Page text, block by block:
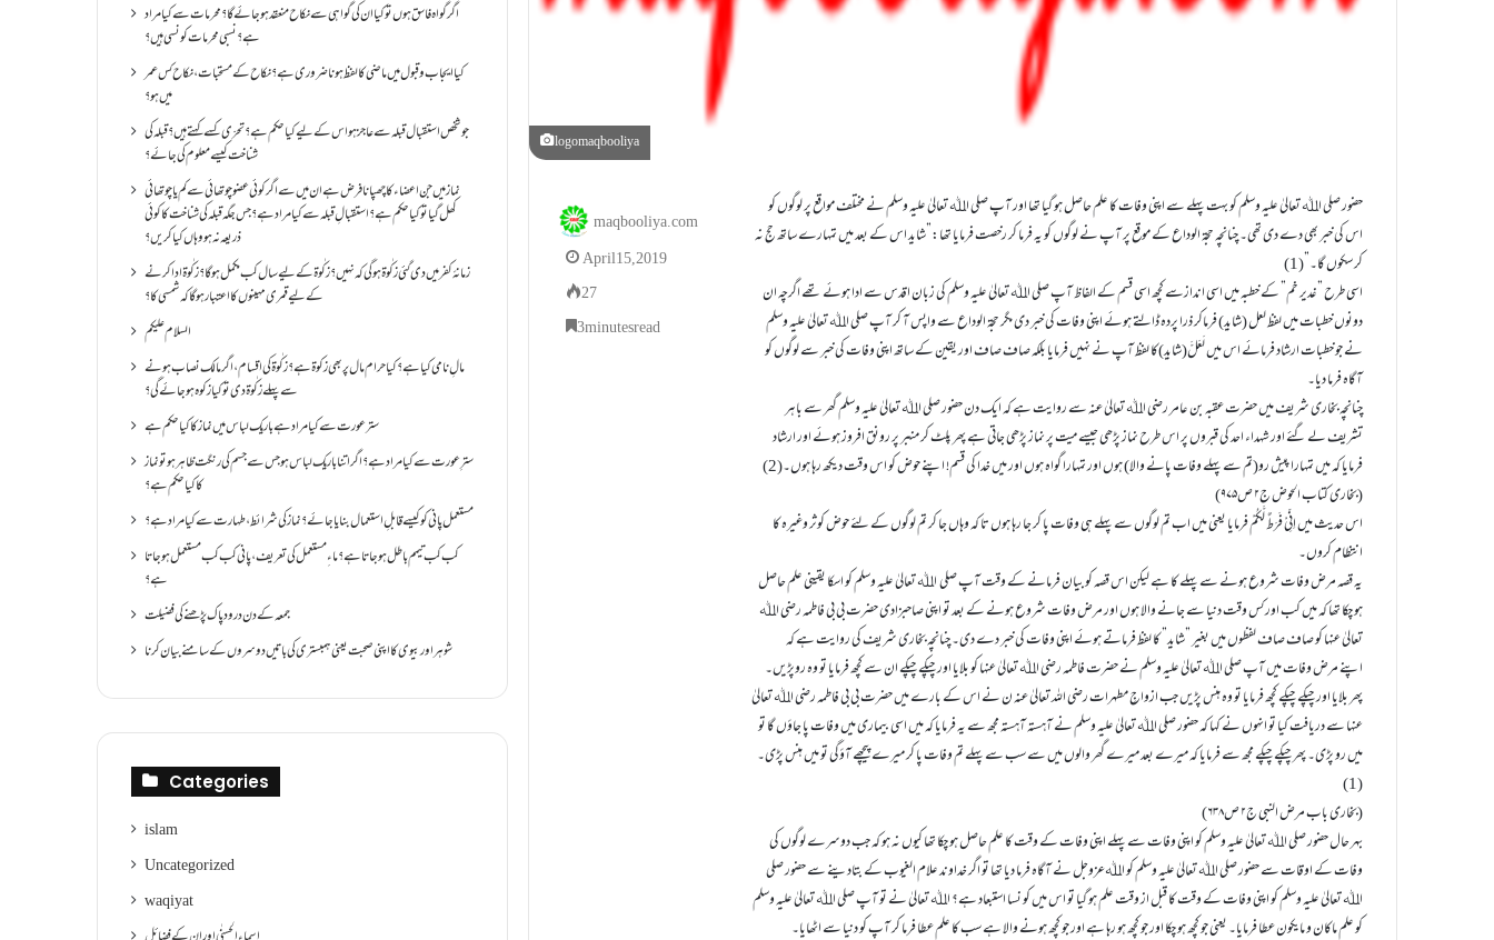
logomaqbooliya
حضور صلی اﷲ تعالیٰ علیہ وسلم کو بہت پہلے سے اپنی وفات کا علم حاصل ہو گیا تھا اور آپ صلی اﷲ تعالیٰ علیہ وسلم نے مختلف مواقع پر لوگوں کو
اس کی خبر بھی دے دی تھی۔ چنانچہ حجۃ الوداع کے موقع پر آپ نے لوگوں کو یہ فرما کر رخصت فرمایا تھا:”شاید اس کے بعد میں تمہارے ساتھ حج نہ
کر سکوں گا۔”(1)
اسی طرح ”غدیر خم” کے خطبہ میں اسی اندازسے کچھ اسی قسم کے الفاظ آپ صلی اﷲ تعالیٰ علیہ وسلم کی زبان اقدس سے ادا ہوئے تھے اگرچہ ان
دونوں خطبات میں لفظ لعل (شاید) فرماکر ذرا پردہ ڈالتے ہوئے اپنی وفات کی خبر دی مگر حجۃ الوداع سے واپس آ کر آپ صلی اﷲ تعالیٰ علیہ وسلم
نے جو خطبات ارشاد فرمائے اس میں لَعَلَّ(شاید)کا لفظ آپ نے نہیں فرمایا بلکہ صاف صاف اور یقین کے ساتھ اپنی وفات کی خبر سے لوگوں کو
آگاہ فرما دیا۔
چنانچہ بخاری شریف میں حضرت عقبہ بن عامر رضی اﷲ تعالیٰ عنہ سے روایت ہے کہ ایک دن حضور صلی اﷲ تعالیٰ علیہ وسلم گھر سے باہر
تشریف لے گئے اور شہداء احد کی قبروں پر اس طرح نماز پڑھی جیسے میت پر نماز پڑھی جاتی ہے پھر پلٹ کر منبر پر رونق افروز ہوئے اور ارشاد
فرمایا کہ میں تمہارا پیش رو(تم سے پہلے وفات پانے والا) ہوں اور تمہارا گواہ ہوں اور میں خدا کی قسم! اپنے حوض کو اس وقت دیکھ رہا ہوں۔(2)
(بخاری کتاب الحوض ج۲ ص۹۷۵)
اس حدیث میں اِنِّیْ فَرَطٌ لَّکُمْ فرمایا یعنی میں اب تم لوگوں سے پہلے ہی وفات پا کر جا رہا ہوں تا کہ وہاں جا کر تم لوگوں کے لئے حوض کوثر وغیرہ کا
انتظام کروں۔
یہ قصہ مرض وفات شروع ہونے سے پہلے کا ہے لیکن اس قصہ کو بیان فرمانے کے وقت آپ صلی اﷲ تعالیٰ علیہ وسلم کو اسکا یقینی علم حاصل
ہو چکا تھا کہ میں کب اور کس وقت دنیا سے جانے والا ہوں اور مرض وفات شروع ہونے کے بعد تو اپنی صاحبزادی حضرت بی بی فاطمہ رضی اﷲ
تعالیٰ عنہا کو صاف صاف لفظوں میں بغیر ”شاید” کا لفظ فرماتے ہوئے اپنی وفات کی خبر دے دی۔ چنانچہ بخاری شریف کی روایت ہے کہ
اپنے مرض وفات میں آپ صلی اﷲ تعالیٰ علیہ وسلم نے حضرت فاطمہ رضی اﷲ تعالیٰ عنہا کو بلایا اور چپکے چپکے ان سے کچھ فرمایا تو وہ روپڑیں۔
پھر بلایا اور چپکے چپکے کچھ فرمایا تو وہ ہنس پڑیں جب ازواجِ مطہرات رضی اللہ تعالیٰ عنہ ن نے اس کے بارے میں حضرت بی بی فاطمہ رضی اﷲ تعالیٰ
عنہا سے دریافت کیا تو انہوں نے کہا کہ حضور صلی اﷲ تعالیٰ علیہ وسلم نے آہستہ آہستہ مجھ سے یہ فرمایا کہ میں اسی بیماری میں وفات پا جاؤں گا تو
میں رو پڑی۔ پھر چپکے چپکے مجھ سے فرمایا کہ میرے بعد میرے گھر والوں میں سے سب سے پہلے تم وفات پا کر میرے پیچھے آؤگی تو میں ہنس پڑی۔
(1)
(بخاری باب مرض النبی ج۲ ص۶۳۸)
بہر حال حضور صلی اﷲ تعالیٰ علیہ وسلم کو اپنی وفات سے پہلے اپنی وفات کے وقت کا علم حاصل ہو چکا تھا کیوں نہ ہو کہ جب دوسرے لوگوں کی
وفات کے اوقات سے حضور صلی اﷲ تعالیٰ علیہ وسلم کو اﷲعزوجل نے آگاہ فرما دیا تھا تو اگر خداوند علام الغیوب کے بتادینے سے حضور صلی
اﷲ تعالیٰ علیہ وسلم کو اپنی وفات کے وقت کا قبل از وقت علم ہو گیا تو اس میں کو نسا استبعاد ہے؟ اﷲ تعالیٰ نے تو آپ صلی اﷲ تعالیٰ علیہ وسلم
کو علم ماکان و مایکون عطا فرمایا۔ یعنی جو کچھ ہو چکا اور جو کچھ ہو رہا ہے اور جو کچھ ہونے والا ہے سب کا علم عطا فرما کر آپ کو دنیا سے اٹھایا۔
maqbooliya.com
April 15, 2019
27
3 minutes read
اگر گواہ فاسق ہوں تو کیا ان کی گواہی سے نکاح منعقد ہو جائے گا؟ محرمات سے کیا مراد
ہے؟ نسبی محرمات کونسی ہیں؟
کیا ایجاب و قبول میں ماضی کا لفظ ہونا ضروری ہے؟ نکاح کے مستحبات، نکاح کس عمر
میں ہو؟
جو شخص استقبال قبلہ سے عاجز ہو اس کے لیے کیا حکم ہے؟ تحرّی کسے کہتے ہیں؟ قبلہ کی
شناخت کیسے معلوم کی جائے؟
نماز میں جن اعضاء کا چھپانا فرض ہے ان میں سے اگر کوئی عضو چوتھائی سے کم یا چوتھائی
کھل گیا تو کیا حکم ہے؟استقبالِ قبلہ سے کیا مراد ہے؟جس جگہ قبلہ کی شناخت کا کوئی
ذریعہ نہ ہو وہاں کیا کریں؟
زمانۂ کفر میں دی گئی زکٰوۃ ہو گی کہ نہیں؟زکٰوۃ کے لیے سال کب مکمل ہو گا؟زکٰوۃ ادا کرنے
کے لیے قمری مہینوں کا اعتبار ہو گا کہ شمسی کا؟
السلام علیکم
مالِ نامی کیا ہے؟ کیا حرام مال پر بھی زکوۃ ہے؟ زکٰوۃ کی اقسام ،اگر مالک نصاب ہونے
سے پہلے زکٰوۃ دی تو کیا زکوه ہو جائےگی؟
ستر عورت سے کیا مراد ہے باریک لباس میں نماز کا کیا حکم ہے
سترِ عورت سے کیا مراد ہے؟اگر اتنا باریک لباس ہو جس سے جسم کی رنگت ظاہر ہو تو نماز
کا کیا حکم ہے؟
مستعمل پانی کو کیسے قابلِ استعمال بنایا جائے؟ نماز کی شرائط ،طہارت سے کیا مراد ہے؟
کب کب تیمم باطل ہو جاتا ہے؟ ماءِ مستعمل کی تعریف ،پانی کب کب مستعمل ہو جاتا
ہے؟
جمعہ کے دن درود پاک پڑھنے کی فضیلت
شوہر اور بیوی کا اپنی صحبت یعنی ہمبستری کی باتیں دوسروں کے سامنے بیان کرنا
Categories
islam
Uncategorized
waqiyat